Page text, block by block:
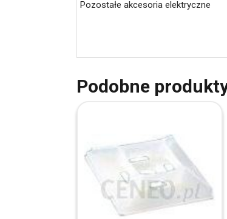
Pozostałe akcesoria elektryczne
Podobne